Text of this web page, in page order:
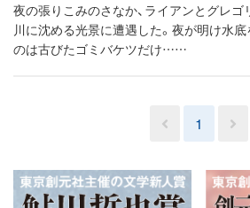
夜の張りこみのさなか、ライアンとグレ
川に沈める光景に遭遇した。夜が明け水底
のは古びたゴミバケツだけ……
1